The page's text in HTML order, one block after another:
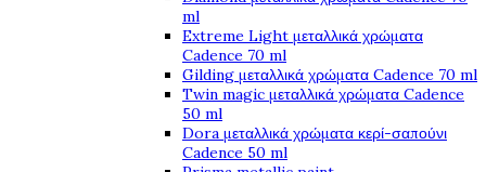
ml
Extreme Light μεταλλικά χρώματα
Cadence 70 ml
Gilding μεταλλικά χρώματα Cadence 70 ml
Twin magic μεταλλικά χρώματα Cadence
50 ml
Dora μεταλλικά χρώματα κερί-σαπούνι
Cadence 50 ml